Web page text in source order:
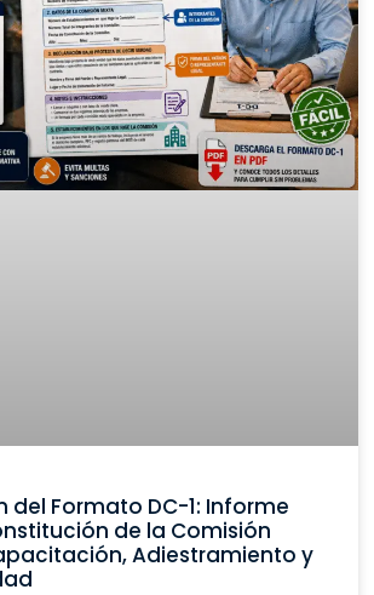
del Formato DC-1: Informe
de la Comisión
Adiestramiento y